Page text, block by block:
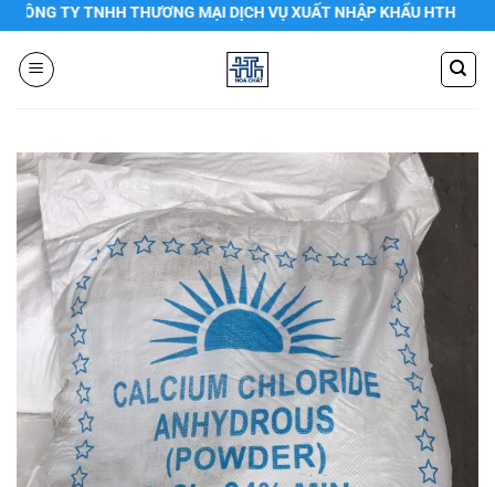
Chuyển
nội
TY TNHH THƯƠNG MẠI DỊCH VỤ XUẤT NHẬP KHẨU HTH